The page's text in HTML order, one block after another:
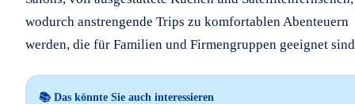
wodurch anstrengende Trips zu komfortablen Abenteuern
werden, die für Familien und Firmengruppen geeignet
📚 Das könnte Sie auch interessieren